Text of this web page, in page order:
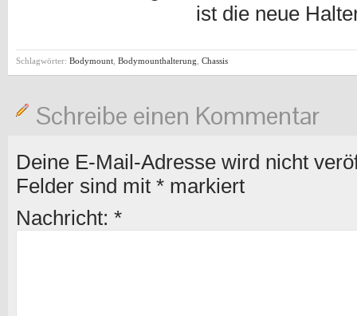
ist die neue
Schlagwörter: Bodymount Bodymounthalterung Chassis
Schreibe einen Kommentar
Deine E-Mail-Adresse wird nicht
Felder sind mit * markiert
Nachricht: *